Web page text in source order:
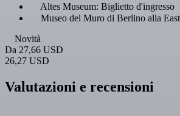
Altes Museum: Biglietto d'ingresso
Museo del Muro di Berlino alla
Novità
Da 27,66 USD
26,27 USD
Valutazioni e recensioni